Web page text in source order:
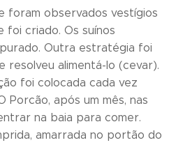
foram observados vestígios
foi criado. Os suínos
Outra estratégia foi
alimentá-lo (cevar).
foi colocada cada vez
Porcão, após um mês, nas
na baia para comer.
amarrada no portão do